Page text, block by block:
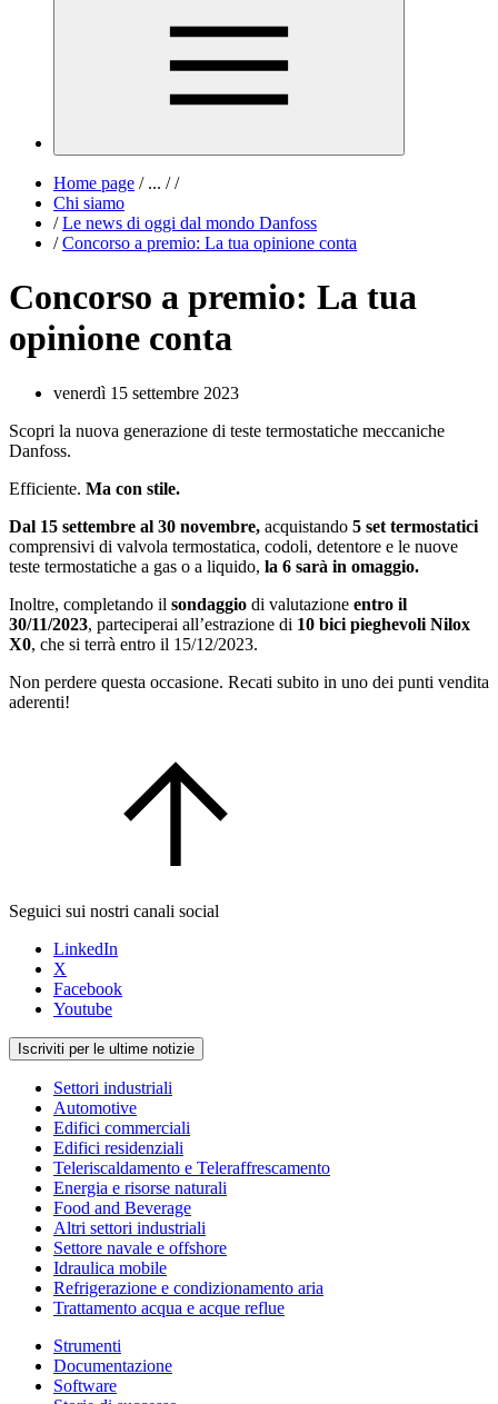
Home page /... / /
Chi siamo
/ Le news di oggi dal mondo Danfoss
/ Concorso a premio: La tua opinione conta
Concorso a premio: La tua
opinione conta
venerdì 15 settembre 2023
Scopri la nuova generazione di teste termostatiche meccaniche
Danfoss.
Efficiente. Ma con stile.
Dal 15 settembre al 30 novembre, acquistando 5 set termostatici
comprensivi di valvola termostatica, codoli, detentore e le nuove
teste termostatiche a gas o a liquido, la 6 sarà in omaggio.
Inoltre, completando il sondaggio di valutazione entro il
30/11/2023, parteciperai all’estrazione di 10 bici pieghevoli Nilox
X0, che si terrà entro il 15/12/2023.
Non perdere questa occasione. Recati subito in uno dei punti vendita
aderenti!
Seguici sui nostri canali social
LinkedIn
X
Facebook
Youtube
Iscriviti per le ultime notizie
Settori industriali
Automotive
Edifici commerciali
Edifici residenziali
Teleriscaldamento e Teleraffrescamento
Energia e risorse naturali
Food and Beverage
Altri settori industriali
Settore navale e offshore
Idraulica mobile
Refrigerazione e condizionamento aria
Trattamento acqua e acque reflue
Strumenti
Documentazione
Software